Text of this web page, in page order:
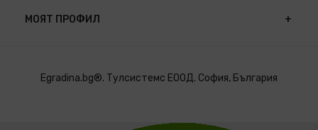
МОЯТ ПРОФИЛ
Egradina.bg®. Тулсистемс ЕООД. София, България